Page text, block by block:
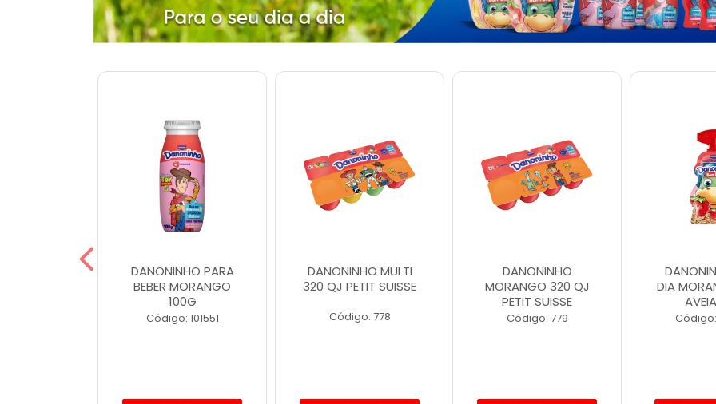
DANONINHO PARA
BEBER MORANGO
100G
Código: 101551
DANONINHO MULTI
320 QJ PETIT SUISSE
Código: 778
DANONINHO
MORANGO 320 QJ
PETIT SUISSE
Código: 779
DIA